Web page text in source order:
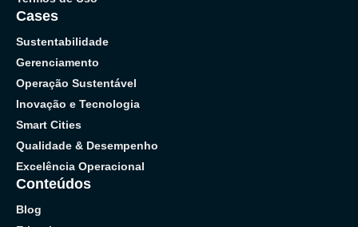
Cases
Sustentabilidade
Gerenciamento
Operação Sustentável
Inovação e Tecnologia
Smart Cities
Qualidade & Desempenho
Excelência Operacional
Conteúdos
Blog